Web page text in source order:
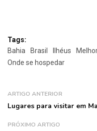
Tags:
Bahia
Brasil Ilhéus
Onde se hospedar
ARTIGO ANTERIOR
Lugares para visitar em
PRÓXIMO ARTIGO